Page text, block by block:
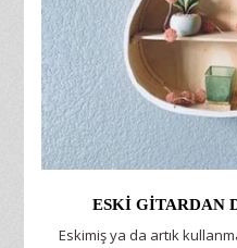
ESKI GITARDAN
Eskimiş ya da artık